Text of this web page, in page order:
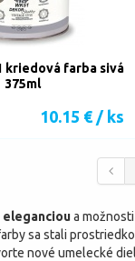
kriedová farba sivá
375ml
10.15 € / ks
elegancioua
sa stali
nové umelecké